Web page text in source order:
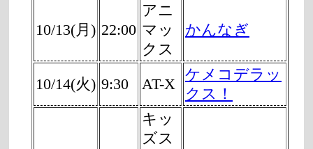
10/13(月) 22:00
アニ
マッ
クス
かんなぎ
10/14(火) 9:30 AT-X
ケメコデラッ
クス！
キッ
ズス